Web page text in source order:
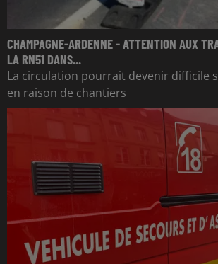
CHAMPAGNE-ARDENNE - ATTENTION AUX
LA RN51 DANS...
La circulation pourrait devenir difficile
en raison de chantiers